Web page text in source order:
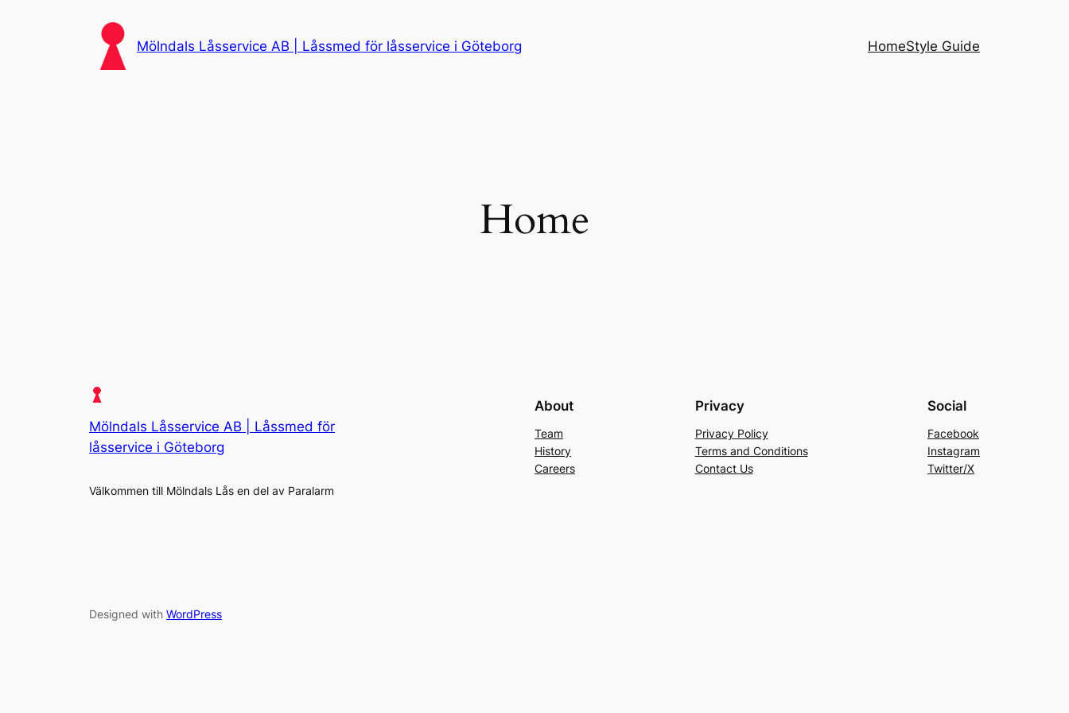
Mölndals Låsservice AB | Låssmed för låsservice i Göteborg HomeStyle Guide
Home
Mölndals Låsservice AB | Låssmed för
låsservice i Göteborg
Välkommen till Mölndals Lås en del av Paralarm
About
Team
History
Careers
Privacy
Privacy Policy
Terms and Conditions
Contact Us
Social
Facebook
Instagram
Twitter/X
Designed with WordPress